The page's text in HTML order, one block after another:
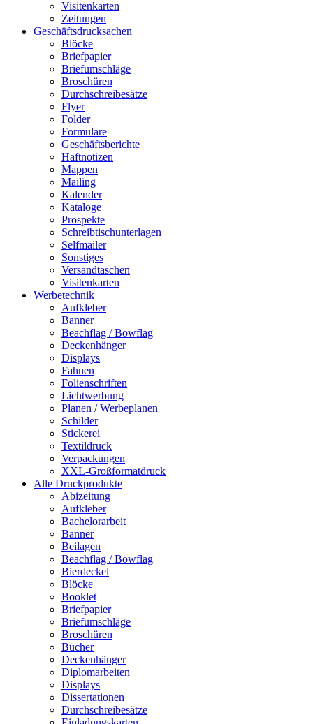
Visitenkarten
Zeitungen
Geschäftsdrucksachen
Blöcke
Briefpapier
Briefumschläge
Broschüren
Durchschreibesätze
Flyer
Folder
Formulare
Geschäftsberichte
Haftnotizen
Mappen
Mailing
Kalender
Kataloge
Prospekte
Schreibtischunterlagen
Selfmailer
Sonstiges
Versandtaschen
Visitenkarten
Werbetechnik
Aufkleber
Banner
Beachflag / Bowflag
Deckenhänger
Displays
Fahnen
Folienschriften
Lichtwerbung
Planen / Werbeplanen
Schilder
Stickerei
Textildruck
Verpackungen
XXL-Großformatdruck
Alle Druckprodukte
Abizeitung
Aufkleber
Bachelorarbeit
Banner
Beilagen
Beachflag / Bowflag
Bierdeckel
Blöcke
Booklet
Briefpapier
Briefumschläge
Broschüren
Bücher
Deckenhänger
Diplomarbeiten
Displays
Dissertationen
Durchschreibesätze